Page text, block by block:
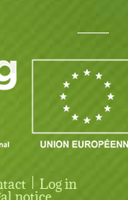
Log in
notice